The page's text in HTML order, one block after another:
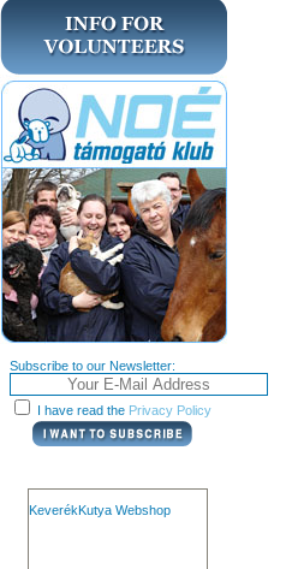
Subscribe to our Newsletter:
I have read the Privacy Policy
KeverékKutya Webshop